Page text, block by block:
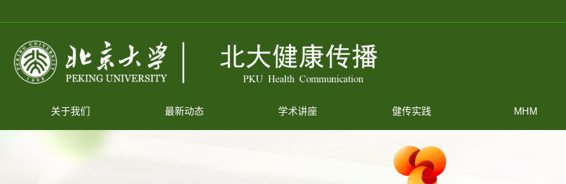
关于我们 最新动态 学术讲座 健传实践 MHM